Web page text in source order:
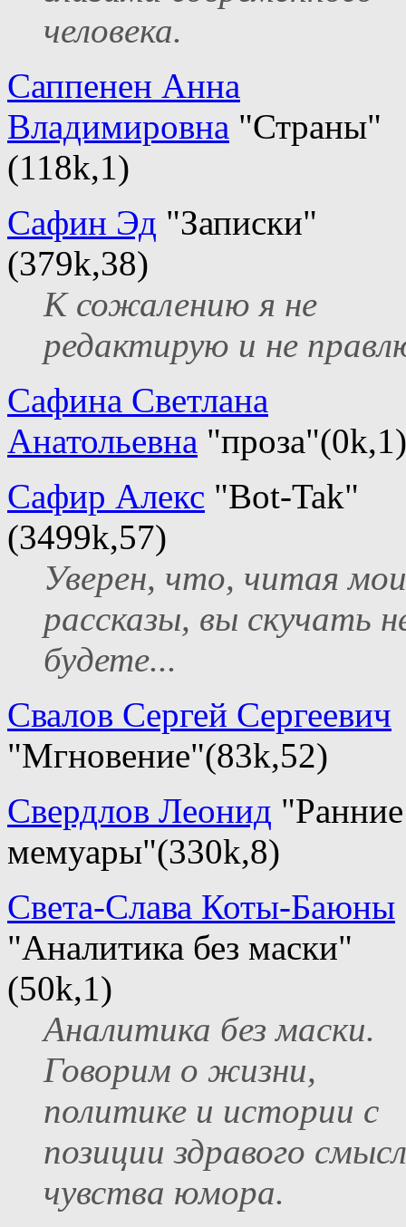
человека.
Саппенен Анна
Владимировна "Страны"
(118k,1)
Сафин Эд "Записки"
(379k,38)
К сожалению я не
редактирую и не
Сафина Светлана
Анатольевна "проза"(0k,1)
Сафир Алекс "Bot-Tak"
(3499k,57)
Уверен, что, читая мои
рассказы, вы скучать
будете...
Свалов Сергей Сергеевич
"Мгновение"(83k,52)
Свердлов Леонид "Ранние
мемуары"(330k,8)
Света-Слава Коты-Баюны
"Аналитика без маски"
(50k,1)
Аналитика без маски.
Говорим о жизни,
политике и истории с
позиции здравого
чувства юмора.